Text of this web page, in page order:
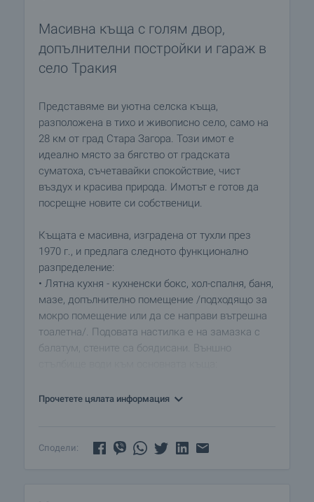
Масивна къща с голям двор,
допълнителни постройки и гараж в
село Тракия
Представяме ви уютна селска къща,
разположена в тихо и живописно село, само на
28 км от град Стара Загора. Този имот е
идеално място за бягство от градската
суматоха, съчетавайки спокойствие, чист
въздух и красива природа. Имотът е готов да
посрещне новите си собственици.
Къщата е масивна, изградена от тухли през
1970 г., и предлага следното функционално
разпределение:
• Лятна кухня - кухненски бокс, хол-спалня, баня,
мазе, допълнително помещение /подходящо за
мокро помещение или да се направи вътрешна
тоалетна/. Подовата настилка е на замазка с
балатум, стените са боядисани. Външно
• Три стаи с подови настилки - балатум. Стените
Допълнителни удобства:
Прочетете цялата информация
Сподели: